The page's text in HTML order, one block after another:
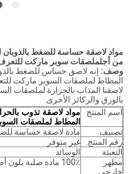
مواد لاصقة حساسة للضغط
من أجلملصقات سوبر ماركت
وصف: إنه لاصق حساس للضغط
المطاط لملصقات السوبر ماركت
لاصقنا المذاب بالحرارة لملصقات
بالورق والركائز الأخرى.
اسم المنتج
مواد لاصقة تذوب
المطاط لملصقات
تصنيف
مادة لاصقة حساسة
رقم المنتج.
غير متوفر
التعبئة
الوسائد
مظهر
خارجي
100٪ مادة صلبة بلون أصفر فاتح شفاف